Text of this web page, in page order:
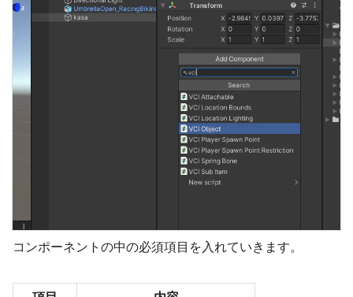
コンポーネントの中の必須項目を入れていきます。